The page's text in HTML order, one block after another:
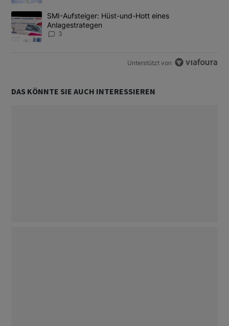
Ein Trendartikel mit dem Titel "SMI-Aufsteiger: Hüst-und-Hott
SMI-Aufsteiger: Hüst-und-Hott eines
Anlagestrategen
3
Unterstützt von
DAS KÖNNTE SIE AUCH INTERESSIEREN